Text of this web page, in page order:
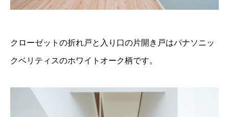
クローゼットの折れ戸と入り口の片開き戸はパナソニッ
クベリティスのホワイトオーク柄です。